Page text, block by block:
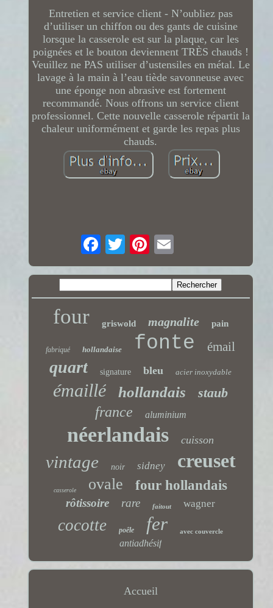
Entretien et service client - N’oubliez pas
d’utiliser un chiffon ou des gants de cuisine
lorsque la casserole est sur la plaque, car les
poignées et le bouton deviennent TRÈS chauds !
Veuillez ne PAS utiliser d’ustensiles en métal. Le
lavage à la main à l’eau tiède savonneuse avec
une éponge non abrasive est fortement
recommandé. Nous offrons un service client
professionnel. Cette nouvelle casserole répartit la
chaleur uniformément et garde les repas plus
chauds.
four griswold magnalite pain
fabriqué hollandaise fonte émail
quart signature bleu acier inoxydable
émaillé hollandais staub
france aluminium
néerlandais cuisson
vintage noir sidney creuset
casserole ovale four hollandais
rôtissoire rare faitout wagner
cocotte poêle fer avec couvercle
antiadhésif
Accueil